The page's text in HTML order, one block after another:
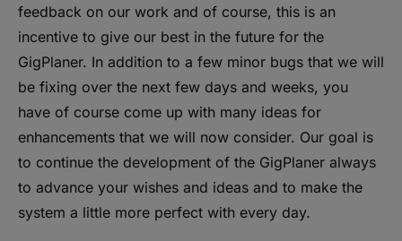
feedback on our work and of course, this is an
incentive to give our best in the future for the
GigPlaner. In addition to a few minor bugs that we will
be fixing over the next few days and weeks, you
have of course come up with many ideas for
enhancements that we will now consider. Our goal is
to continue the development of the GigPlaner always
to advance your wishes and ideas and to make the
system a little more perfect with every day.